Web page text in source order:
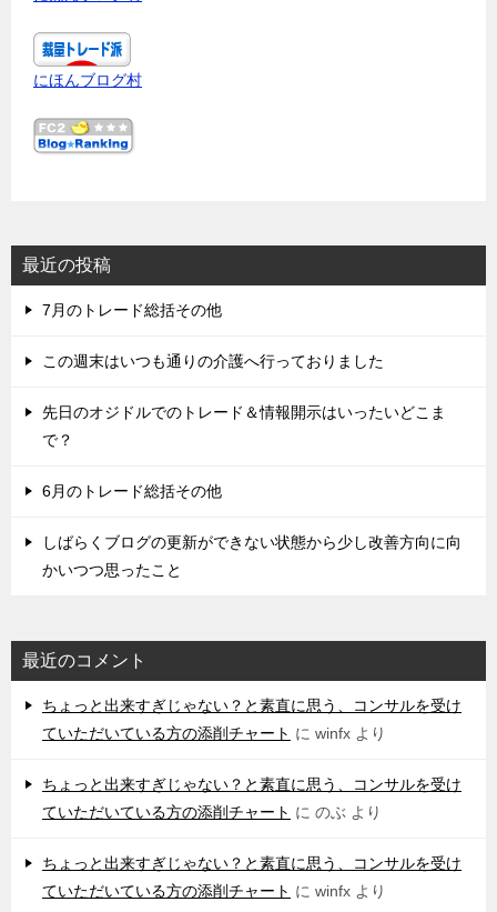
にほんブログ村
最近の投稿
7月のトレード総括その他
この週末はいつも通りの介護へ行っておりました
先日のオジドルでのトレード＆情報開示はいったいどこま
で？
6月のトレード総括その他
しばらくブログの更新ができない状態から少し改善方向に向
かいつつ思ったこと
最近のコメント
ちょっと出来すぎじゃない？と素直に思う、コンサルを受け
ていただいている方の添削チャート に winfx より
ちょっと出来すぎじゃない？と素直に思う、コンサルを受け
ていただいている方の添削チャート に のぶ より
ちょっと出来すぎじゃない？と素直に思う、コンサルを受け
ていただいている方の添削チャート に winfx より